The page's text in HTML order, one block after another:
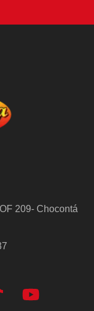
209- Chocontá